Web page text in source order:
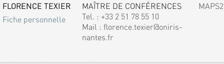
FLORENCE TEXIER
Fiche personnelle
MAÎTRE DE CONFÉRENCES
Tel. : +33 2 51 78 55 10
Mail : florence.texier@oniris-
nantes.fr
MAPS2